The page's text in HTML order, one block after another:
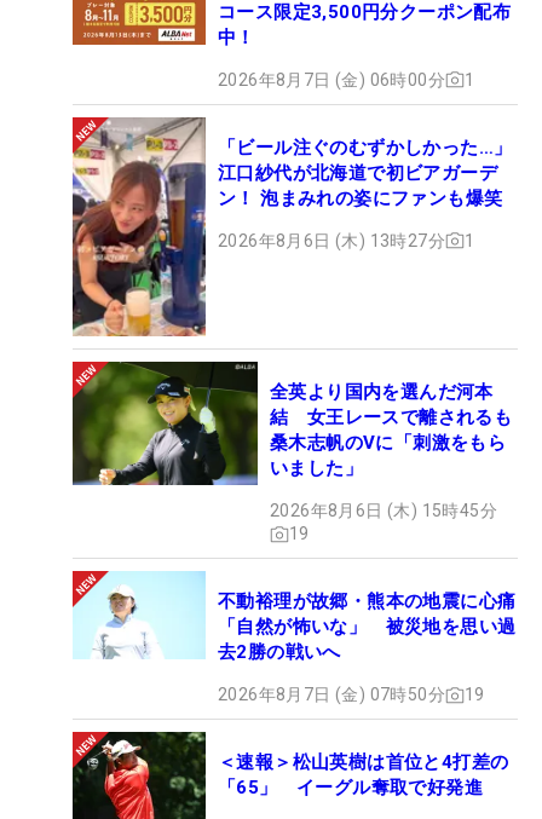
コース限定3,500円分クーポン配布
中！
2026年8月7日 (金) 06時00分 1
「ビール注ぐのむずかしかった…」
江口紗代が北海道で初ビアガーデ
ン！ 泡まみれの姿にファンも爆笑
2026年8月6日 (木) 13時27分 1
全英より国内を選んだ河本
結 女王レースで離されるも
桑木志帆のVに「刺激をもら
いました」
2026年8月6日 (木) 15時45分
19
不動裕理が故郷・熊本の地震に心痛
「自然が怖いな」 被災地を思い過
去2勝の戦いへ
2026年8月7日 (金) 07時50分 19
＜速報＞松山英樹は首位と4打差の
「65」 イーグル奪取で好発進